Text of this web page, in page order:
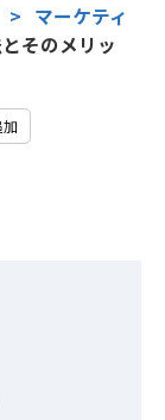
> マーケティ
そのメリッ